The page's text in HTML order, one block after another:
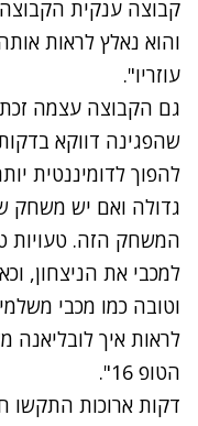
קבוצה ענקית
והוא נאלץ לראות
עוזריו".
גם הקבוצה עצמה
שהפגינה דווקא
להפוך לדומיננטית
גדולה ואם יש משחק
המשחק הזה. טעויות
למכבי את הניצחון,
וטובה כמו מכבי
לראות איך
הטופ 16".
דקות ארוכות התקשו